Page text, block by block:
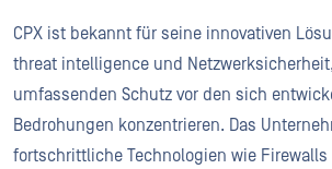
CPX ist bekannt für seine innovativen
threat intelligence und
umfassenden Schutz vor den sich
Bedrohungen konzentrieren. Das
fortschrittliche Technologien wie